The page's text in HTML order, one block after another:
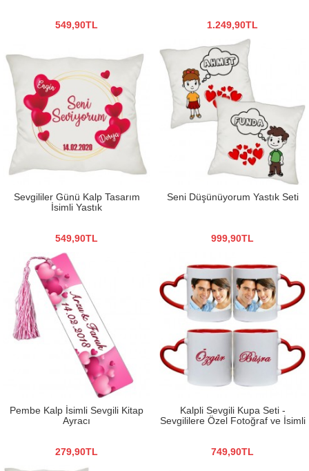
549,90TL 1.249,90TL
Sevgililer Günü Kalp Tasarım
İsimli Yastık
549,90TL
Seni Düşünüyorum Yastık Seti
999,90TL
Pembe Kalp İsimli Sevgili Kitap
Ayracı
279,90TL
Kalpli Sevgili Kupa Seti -
Sevgililere Özel Fotoğraf ve İsimli
749,90TL